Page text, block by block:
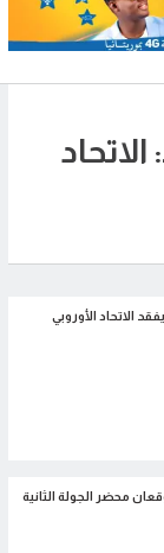
الاتحاد الأوروبي
محضر الجولة الثانية